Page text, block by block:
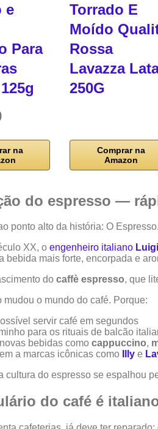
e
Para
na
Torrado E
Moído
Rossa
Lavazza
250G
Comprar na
Amazon
do espresso —
ponto alto da história: O Espresso.
XX, o engenheiro italiano
bebida mais forte, encorpada e
do caffè espresso, que
mudou o mundo do café. Porque:
servir café em segundos
para os rituais de balcão
bebidas como cappuccino,
a marcas icônicas como
Illy e
cultura do espresso se espalhou
do café é